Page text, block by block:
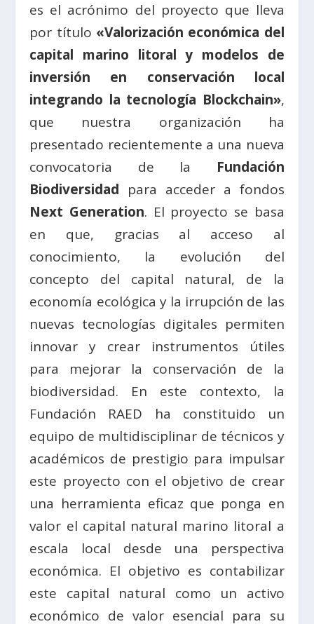
es el acrónimo del proyecto que lleva
por título «Valorización económica del
capital marino litoral y modelos de
inversión en conservación local
integrando la tecnología Blockchain»,
que nuestra organización ha
presentado recientemente a una nueva
convocatoria de la Fundación
Biodiversidad para acceder a fondos
Next Generation. El proyecto se basa
en que, gracias al acceso al
conocimiento, la evolución del
concepto del capital natural, de la
economía ecológica y la irrupción de las
nuevas tecnologías digitales permiten
innovar y crear instrumentos útiles
para mejorar la conservación de la
biodiversidad. En este contexto, la
Fundación RAED ha constituido un
equipo de multidisciplinar de técnicos y
académicos de prestigio para impulsar
este proyecto con el objetivo de crear
una herramienta eficaz que ponga en
valor el capital natural marino litoral a
escala local desde una perspectiva
económica. El objetivo es contabilizar
este capital natural como un activo
económico de valor esencial para su